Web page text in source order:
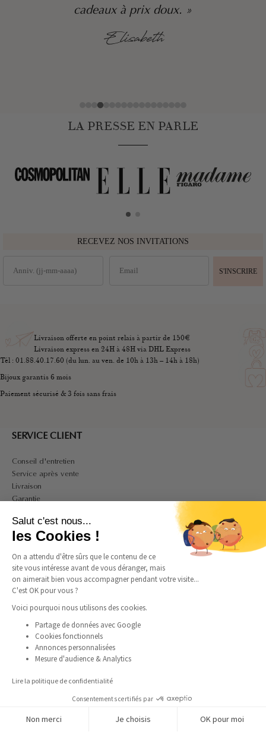
Salut c'est nous...
les Cookies !
On a attendu d'être sûrs que le contenu de ce
site vous intéresse avant de vous déranger, mais
on aimerait bien vous accompagner pendant votre visite...
C'est OK pour vous ?
Voici pourquoi nous utilisons des cookies.
Partage de données avec Google
Cookies fonctionnels
Annonces personnalisées
Mesure d'audience & Analytics
Lire la politique de confidentialité
Consentements certifiés par
Non merci Je choisis OK pour moi
est très beau, le cadeau a fait
effet ! »
LA PRESSE EN PARLE
RECEVEZ NOS INVITATIONS
S'INSCRIRE
Livraison offerte en point relais à partir de 150€
Livraison express en 24H à 48H via DHL Express
Tél : 01.88.40.17.60 (du lun. au ven. de 10h à 13h – 14h à 18h)
Bijoux garantis 6 mois
Paiement sécurisé & 3 fois sans frais
SERVICE CLIENT
Conseil d'entretien
Service après vente
Livraison
Garantie
A PROPOS
CGU
Politique de confidentialité et de cookies
Guide des tailles bagues
Guide des tailles colliers
SUIVEZ-NOUS
InstagramFacebook Pinterest TikTok